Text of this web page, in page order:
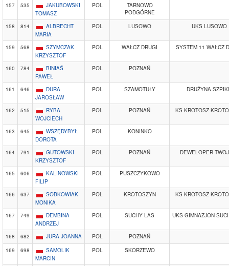
157 535
JAKUBOWSKI
TOMASZ
POL
TARNOWO
PODGÓRNE
158
814
ALBRECHT
MARIA
POL LUSOWO UKS LUSOWO
159 568
SZYMCZAK
KRZYSZTOF
POL WAŁCZ DRUGI SYSTEM 11 WAŁCZ
160 784
BINIAŚ
PAWEŁ
POL POZNAŃ
161 646
DURA
JAROSŁAW
POL SZAMOTUŁY DRUŻYNA
162 515
RYBA
WOJCIECH
POL POZNAŃ KS KROTOSZ
163 645
WSZĘDYBYŁ
DOROTA
POL KONINKO
164 791
GUTOWSKI
KRZYSZTOF
POL POZNAŃ DEWELOPER
165 606
KALINOWSKI
FILIP
POL PUSZCZYKOWO
166 637
SOBKOWIAK
MONIKA
POL KROTOSZYN KS KROTOSZ
167 749
DEMBINA
ANDRZEJ
POL SUCHY LAS UKS GIMNAZJON
168 682 JURA JOANNA POL
POZNAŃ
169
698
SAMOLIK
MARCIN
POL SKORZEWO